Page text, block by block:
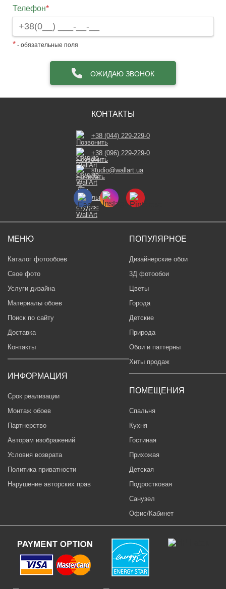
Телефон*
* - обязательные поля
ОЖИДАЮ ЗВОНОК
МЕНЮ
Каталог фотообоев
Свое фото
Услуги дизайна
Материалы обоев
Поиск по сайту
Доставка
Контакты
ИНФОРМАЦИЯ
Срок реализации
Монтаж обоев
Партнерство
Авторам изображений
Условия возврата
Политика приватности
Нарушение авторских прав
ПОПУЛЯРНОЕ
Дизайнерские обои
3Д фотообои
Цветы
Города
Детские
Природа
Обои и паттерны
Хиты продаж
ПОМЕЩЕНИЯ
Спальня
Кухня
Гостиная
Прихожая
Детская
Подростковая
Санузел
Офис/Кабинет
КОНТАКТЫ
+38 (044) 229-229-0
+38 (096) 229-229-0
studio@wallart.ua